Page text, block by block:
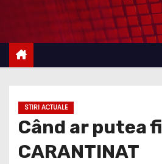
STIRI ACTUALE
Când ar putea fi
CARANTINAT